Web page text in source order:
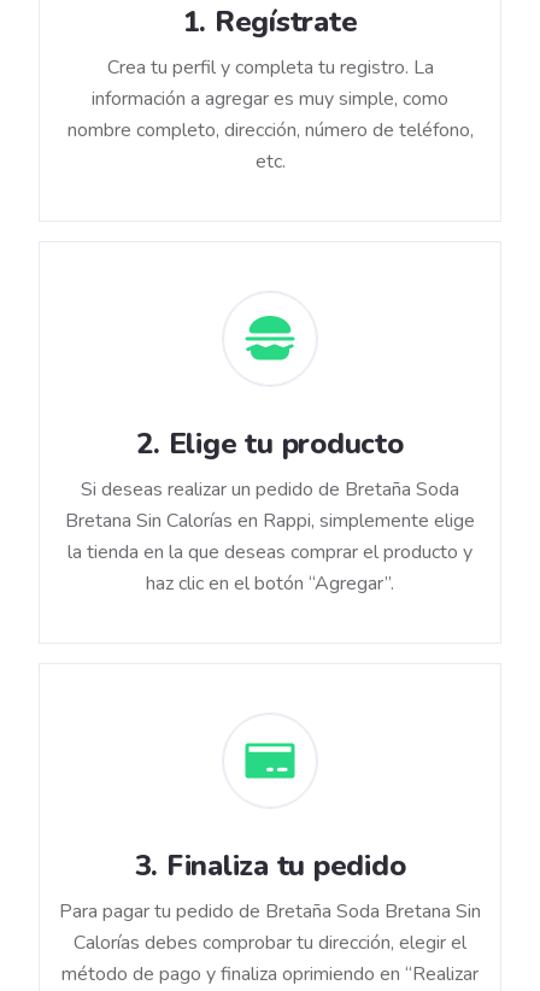
1. Regístrate
Crea tu perfil y completa tu registro. La
información a agregar es muy simple, como
nombre completo, dirección, número de teléfono,
etc.
2. Elige tu producto
Si deseas realizar un pedido de Bretaña Soda
Bretana Sin Calorías en Rappi, simplemente elige
la tienda en la que deseas comprar el producto y
haz clic en el botón “Agregar”.
3. Finaliza tu pedido
Para pagar tu pedido de Bretaña Soda Bretana Sin
Calorías debes comprobar tu dirección, elegir el
método de pago y finaliza oprimiendo en “Realizar